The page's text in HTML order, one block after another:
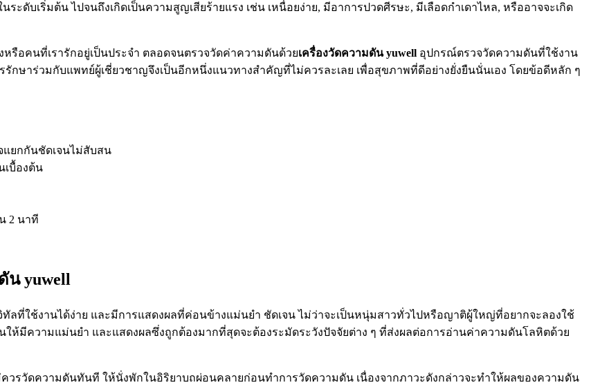
ะดับเริ่มต้น ไปจนถึงเกิดเป็นความสูญเสียร้ายแรง เช่น เหนื่อยง่าย, มีอาการปวดศีรษะ, มีเลือดกำเดาไหล, หรืออาจจะเกิด
หรือคนที่เรารักอยู่เป็นประจำ ตลอดจนตรวจวัดค่าความดันด้วยเครื่องวัดความดัน yuwell อุปกรณ์ตรวจวัดความดันที่ใช้งาน
กษาร่วมกับแพทย์ผู้เชี่ยวชาญจึงเป็นอีกหนึ่งแนวทางสำคัญที่ไม่ควรละเลย เพื่อสุขภาพที่ดีอย่างยั่งยืนนั่นเอง โดยข้อดีหลัก ๆ
แยกกันชัดเจนไม่สับสน
เบื้องต้น
2 นาที
น yuwell
ทัลที่ใช้งานได้ง่าย และมีการแสดงผลที่ค่อนข้างแม่นยำ ชัดเจน ไม่ว่าจะเป็นหนุ่มสาวทั่วไปหรือญาติผู้ใหญ่ที่อยากจะลองใช้
ห้มีความแม่นยำ และแสดงผลซึ่งถูกต้องมากที่สุดจะต้องระมัดระวังปัจจัยต่าง ๆ ที่ส่งผลต่อการอ่านค่าความดันโลหิตด้วย
วรวัดความดันทันที ให้นั่งพักในอิริยาบถผ่อนคลายก่อนทำการวัดความดัน เนื่องจากภาวะดังกล่าวจะทำให้ผลของความดัน